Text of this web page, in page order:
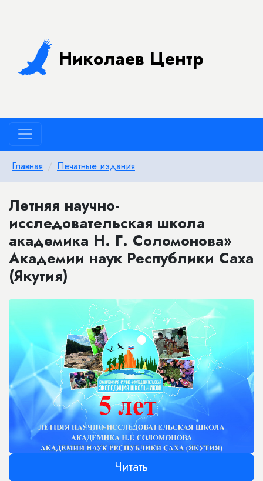
Николаев Центр
Главная Печатные издания
Летняя научно-
исследовательская школа
академика Н. Г. Соломонова»
Академии наук Республики Саха
(Якутия)
Читать